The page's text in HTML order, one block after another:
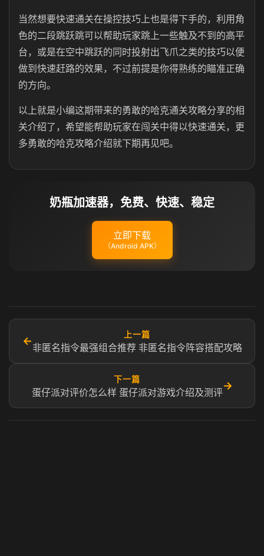
当然想要快速通关在操控技巧上也是得下手的，利用角
色的二段跳跃跳可以帮助玩家跳上一些触及不到的高平
台，或是在空中跳跃的同时投射出飞爪之类的技巧以便
做到快速赶路的效果，不过前提是你得熟练的瞄准正确
的方向。
以上就是小编这期带来的勇敢的哈克通关攻略分享的相
关介绍了，希望能帮助玩家在闯关中得以快速通关，更
多勇敢的哈克攻略介绍就下期再见吧。
奶瓶加速器，免费、快速、稳定
立即下载
（Android APK）
←
上一篇
非匿名指令最强组合推荐 非匿名指令阵容搭配攻略
下一篇
蛋仔派对评价怎么样 蛋仔派对游戏介绍及测评
→